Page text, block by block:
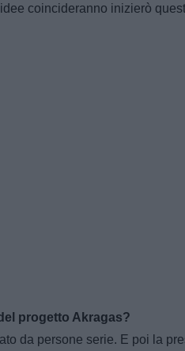
coincideranno inizierò
progetto Akragas?
da persone serie. E poi la